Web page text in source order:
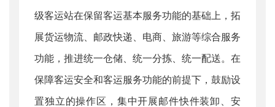
级客运站在保留客运基本服务功能的基础上，拓
展货运物流、邮政快递、电商、旅游等综合服务
功能，推进统一仓储、统一分拣、统一配送。在
保障客运安全和客运服务功能的前提下，鼓励设
置独立的操作区，集中开展邮件快件装卸、安